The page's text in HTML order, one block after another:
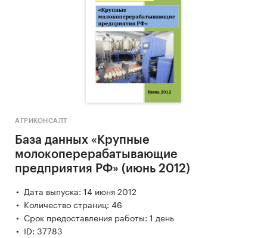
АГРИКОНСАЛТ
База данных «Крупные
молокоперерабатывающие
предприятия РФ» (июнь 2012)
Дата выпуска: 14 июня 2012
Количество страниц: 46
Срок предоставления работы: 1 день
ID: 37783